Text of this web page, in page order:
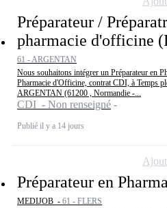
Préparateur /
pharmacie d'officine
61 - ARGENTAN
Nous souhaitons intégrer un Préparateur en
Pharmacie d'Officine, contrat CDI, à Temps
ARGENTAN (61200 , Normandie -...
CDI - Non renseigné
Publié il y a 14 jours
Préparateur en
MEDIJOB - 61 - FLERS